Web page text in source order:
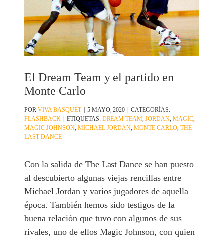
El Dream Team y el partido en
Monte Carlo
PORVIVA BASQUET | 5 MAYO, 2020 | CATEGORÍAS:
FLASHBACK | ETIQUETAS:DREAM TEAM ,JORDAN ,MAGIC
MAGIC JOHNSON ,MICHAEL JORDAN ,MONTE CARLO ,THE
LAST DANCE
Con la salida deThe Last Dance se han puesto
al descubierto algunas viejas rencillas entre
Michael Jordan y varios jugadores de aquella
época. También hemos sido testigos de la
buena relación que tuvo con algunos de sus
rivales, uno de ellos Magic Johnson, con quien